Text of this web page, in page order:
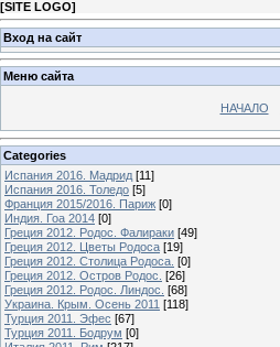
[SITE LOGO]
Вход на сайт
Меню сайта
НАЧАЛО
Categories
Испания 2016. Мадрид [11]
Испания 2016. Толедо [5]
Франция 2015/2016. Париж [0]
Индия. Гоа 2014 [0]
Греция 2012. Родос. Фалираки [49]
Греция 2012. Цветы Родоса [19]
Греция 2012. Столица Родоса. [0]
Греция 2012. Остров Родос. [26]
Греция 2012. Родос. Линдос. [68]
Украина. Крым. Осень 2011 [118]
Турция 2011. Эфес [67]
Турция 2011. Бодрум [0]